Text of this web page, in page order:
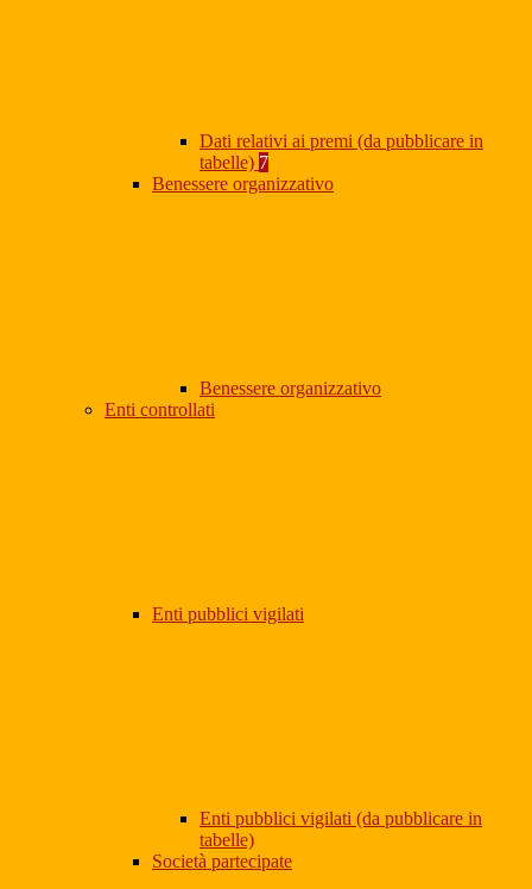
Dati relativi ai premi (da pubblicare in
tabelle) 7
Benessere organizzativo
Benessere organizzativo
Enti controllati
Enti pubblici vigilati
Enti pubblici vigilati (da pubblicare in
tabelle)
Società partecipate